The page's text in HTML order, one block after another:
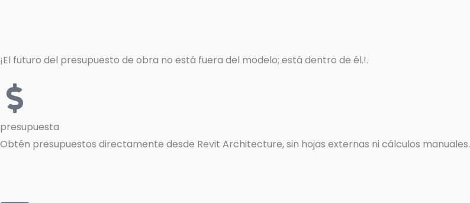
¡El futuro del presupuesto de obra no está fuera del modelo; está dentro de él.!.
presupuesta
Obtén presupuestos directamente desde Revit Architecture, sin hojas externas ni cálculos manuales.